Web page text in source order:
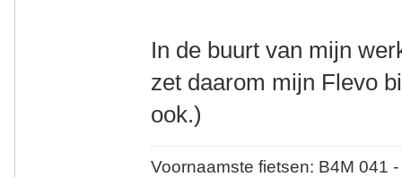
In de buurt van mijn
zet daarom mijn Flevo
ook.)
Voornaamste fietsen: B4M